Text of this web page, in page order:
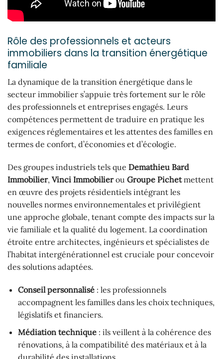
Rôle des professionnels et acteurs
immobiliers dans la transition énergétique
familiale
La dynamique de la transition énergétique dans le
secteur immobilier s’appuie très fortement sur le rôle
des professionnels et entreprises engagés. Leurs
compétences permettent de traduire en pratique les
exigences réglementaires et les attentes des familles en
termes de confort, d’économies et d’écologie.
Des groupes industriels tels que Demathieu Bard
Immobilier, Vinci Immobilierou Groupe Pichetmettent
en œuvre des projets résidentiels intégrant les
nouvelles normes environnementales et privilégient
une approche globale, tenant compte des impacts sur la
vie familiale et la qualité du logement. La coordination
étroite entre architectes, ingénieurs et spécialistes de
l’habitat intergénérationnel est cruciale pour concevoir
des solutions adaptées.
Conseil personnalisé: les professionnels
accompagnent les familles dans les choix techniques,
législatifs et financiers.
Médiation technique: ils veillent à la cohérence des
rénovations, à la compatibilité des matériaux et à la
durabilité des installations.